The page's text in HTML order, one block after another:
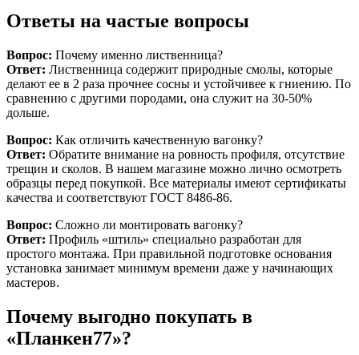
Ответы на частые вопросы
Вопрос: Почему именно лиственница?
Ответ: Лиственница содержит природные смолы, которые
делают ее в 2 раза прочнее сосны и устойчивее к гниению. По
сравнению с другими породами, она служит на 30-50%
дольше.
Вопрос: Как отличить качественную вагонку?
Ответ: Обратите внимание на ровность профиля, отсутствие
трещин и сколов. В нашем магазине можно лично осмотреть
образцы перед покупкой. Все материалы имеют сертификаты
качества и соответствуют ГОСТ 8486-86.
Вопрос: Сложно ли монтировать вагонку?
Ответ: Профиль «штиль» специально разработан для
простого монтажа. При правильной подготовке основания
установка занимает минимум времени даже у начинающих
мастеров.
Почему выгодно покупать в
«Планкен77»?